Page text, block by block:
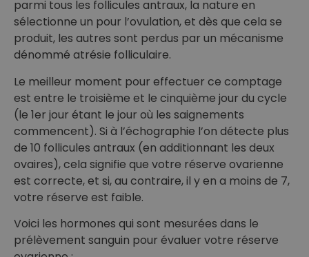
parmi tous les follicules antraux, la nature en
sélectionne un pour l’ovulation, et dès que cela se
produit, les autres sont perdus par un mécanisme
dénommé atrésie folliculaire.
Le meilleur moment pour effectuer ce comptage
est entre le troisième et le cinquième jour du cycle
(le 1er jour étant le jour où les saignements
commencent). Si à l’échographie l’on détecte plus
de 10 follicules antraux (en additionnant les deux
ovaires), cela signifie que votre réserve ovarienne
est correcte, et si, au contraire, il y en a moins de 7,
votre réserve est faible.
Voici les hormones qui sont mesurées dans le
prélèvement sanguin pour évaluer votre réserve